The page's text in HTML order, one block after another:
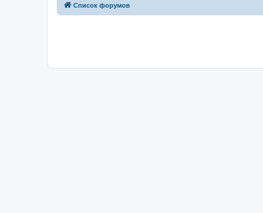
Список форумов